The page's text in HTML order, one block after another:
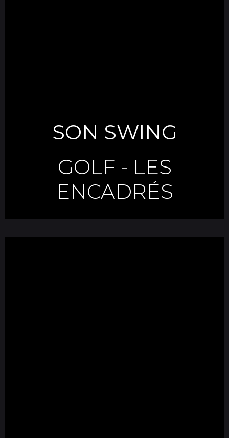
SON SWING
GOLF - LES
ENCADRÉS